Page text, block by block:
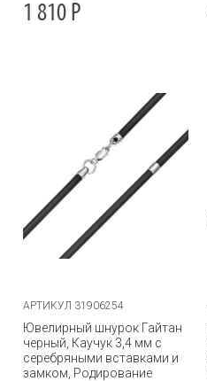
1 810 Р
АРТИКУЛ 31906254
Ювелирный шнурок Гайтан
черный, Каучук 3,4 мм с
серебряными вставками и
замком, Родирование